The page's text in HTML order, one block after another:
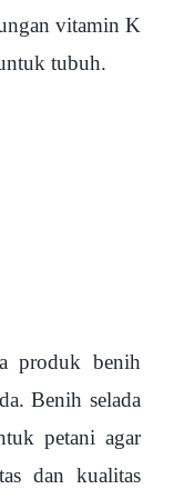
vitamin K
tubuh.
produk benih
Benih selada
petani agar
dan kualitas